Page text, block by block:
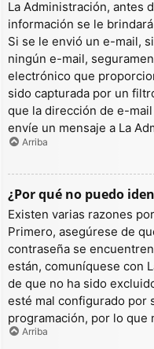
La Administración, antes
información se le
Si se le envió un e-mail,
ningún e-mail,
electrónico que
sido capturada por un
que la dirección de e-
envíe un mensaje a La
Arriba
¿Por qué no puedo
Existen varias razones
Primero, asegúrese de
contraseña se
están, comuníquese con
de que no ha sido
esté mal configurado por
programación, por lo que
Arriba